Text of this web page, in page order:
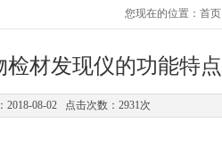
您现在的位置： 首页
检材发现仪的功能特点
2018-08-02 点击次数：2931次